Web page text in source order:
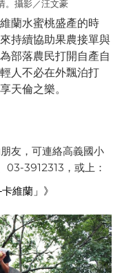
。攝影／汪文豪
蘭水蜜桃盛產的時
持續協助果農接單與
部落農民打開自產自
人不必在外飄泊打
天倫之樂。
友，可連絡高義國小
3912313，或上：
維蘭」》